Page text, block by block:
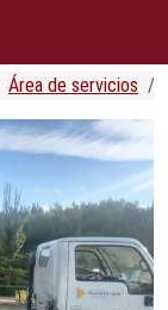
Área de servicios